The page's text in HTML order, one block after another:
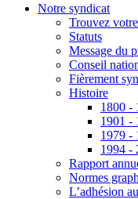
Notre syndicat
Trouvez
Statuts
Message du
Conseil
Fièrement
Histoire
1800 -
1901 -
1979 -
1994 -
Rapport
Normes
L’adhésion